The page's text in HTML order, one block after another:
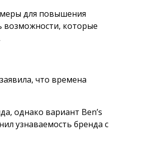
для повышения
возможности, которые
что времена
однако вариант Ben’s
узнаваемость бренда с